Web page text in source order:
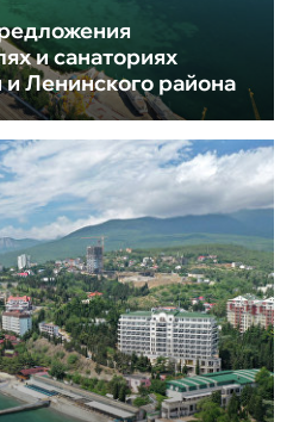
и санаториях
Ленинского района